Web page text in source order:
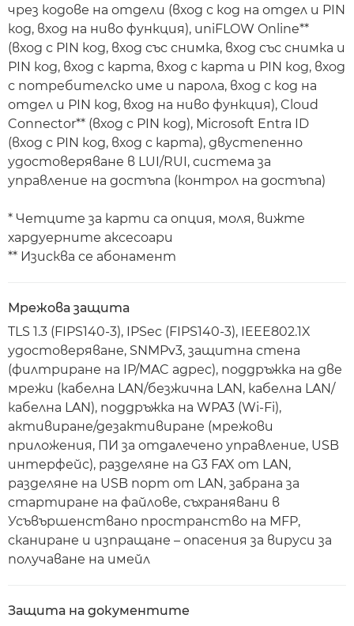
чрез кодове на отдели (вход с код на отдел и PIN
код, вход на ниво функция), uniFLOW Online**
(вход с PIN код, вход със снимка, вход със снимка и
PIN код, вход с карта, вход с карта и PIN код, вход
с потребителско име и парола, вход с код на
отдел и PIN код, вход на ниво функция), Cloud
Connector** (вход с PIN код), Microsoft Entra ID
(вход с PIN код, вход с карта), двустепенно
удостоверяване в LUI/RUI, система за
управление на достъпа (контрол на достъпа)
* Четците за карти са опция, моля, вижте
хардуерните аксесоари
** Изисква се абонамент
Мрежова защита
TLS 1.3 (FIPS140-3), IPSec (FIPS140-3), IEEE802.1X
удостоверяване, SNMPv3, защитна стена
(филтриране на IP/MAC адрес), поддръжка на две
мрежи (кабелна LAN/безжична LAN, кабелна LAN/
кабелна LAN), поддръжка на WPA3 (Wi-Fi),
активиране/дезактивиране (мрежови
приложения, ПИ за отдалечено управление, USB
интерфейс), разделяне на G3 FAX от LAN,
разделяне на USB порт от LAN, забрана за
стартиране на файлове, съхранявани в
Усъвършенствано пространство на MFP,
сканиране и изпращане – опасения за вируси за
получаване на имейл
Защита на документите